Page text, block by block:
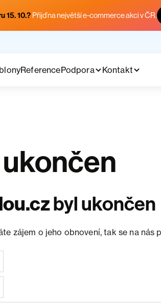
15. 10.? Přijď na největší e-commerce akci v ČR.
ReferencePodpora Kontakt
byl ukončen
zájem o jeho obnovení, tak se na nás